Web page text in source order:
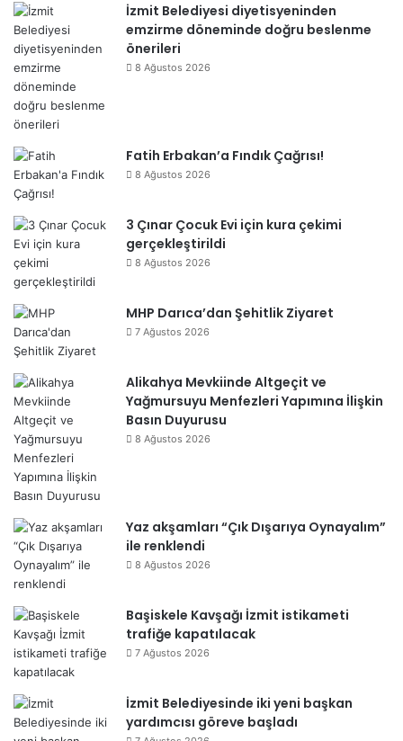
İzmit Belediyesi diyetisyeninden
emzirme döneminde doğru beslenme
önerileri
8 Ağustos 2026
Fatih Erbakan’a Fındık Çağrısı!
8 Ağustos 2026
3 Çınar Çocuk Evi için kura çekimi
gerçekleştirildi
8 Ağustos 2026
MHP Darıca’dan Şehitlik Ziyaret
7 Ağustos 2026
Alikahya Mevkiinde Altgeçit ve
Yağmursuyu Menfezleri Yapımına İlişkin
Basın Duyurusu
8 Ağustos 2026
Yaz akşamları “Çık Dışarıya Oynayalım”
ile renklendi
8 Ağustos 2026
Başiskele Kavşağı İzmit istikameti
trafiğe kapatılacak
7 Ağustos 2026
İzmit Belediyesinde iki yeni başkan
yardımcısı göreve başladı